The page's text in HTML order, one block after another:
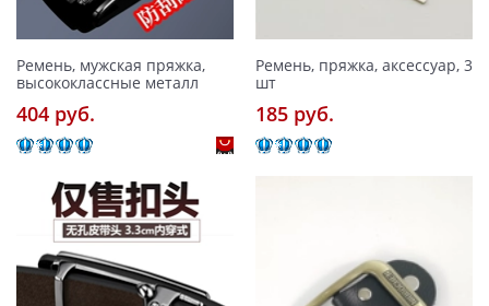
Ремень, мужская пряжка,
высококлассные металл
404 pуб.
Ремень, пряжка, аксессуар, 3
шт
185 pуб.